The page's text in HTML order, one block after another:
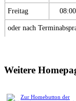
Freitag
oder nach
Weitere